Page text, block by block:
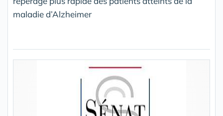
maladie d’Alzheimer